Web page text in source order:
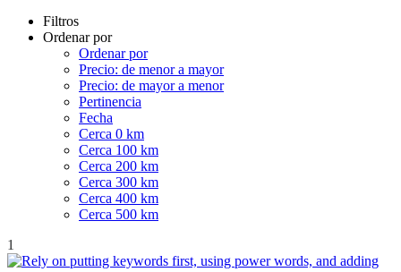
Filtros
Ordenar por
Ordenar por
Precio: de menor a mayor
Precio: de mayor a menor
Pertinencia
Fecha
Cerca 0 km
Cerca 100 km
Cerca 200 km
Cerca 300 km
Cerca 400 km
Cerca 500 km
1